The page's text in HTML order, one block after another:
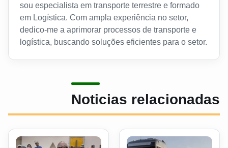
sou especialista em transporte terrestre e formado
em Logística. Com ampla experiência no setor,
dedico-me a aprimorar processos de transporte e
logística, buscando soluções eficientes para o setor.
Noticias relacionadas